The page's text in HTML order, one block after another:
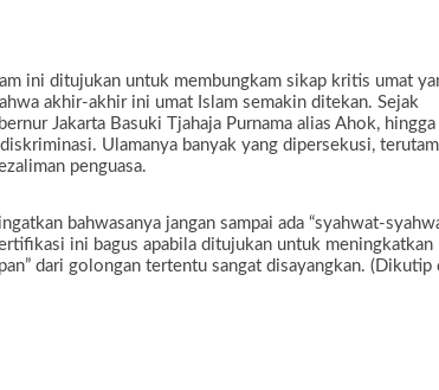
ini ditujukan untuk membungkam sikap kritis umat
akhir-akhir ini umat Islam semakin ditekan. Sejak
Jakarta Basuki Tjahaja Purnama alias Ahok, hingga
Ulamanya banyak yang dipersekusi,
penguasa.
bahwasanya jangan sampai ada “syahwat-
ini bagus apabila ditujukan untuk meningkatkan
dari golongan tertentu sangat disayangkan. (Dikutip